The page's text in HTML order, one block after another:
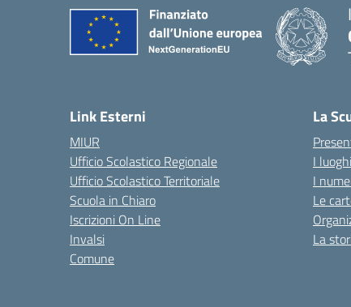
Link Esterni
MIUR
Ufficio Scolastico Regionale
Ufficio Scolastico Territoriale
Scuola in Chiaro
Iscrizioni On Line
Invalsi
Comune
La
I luoghi
I
Le
La